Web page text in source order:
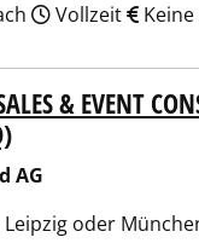
Vollzeit
& EVENT
AG
Leipzig oder